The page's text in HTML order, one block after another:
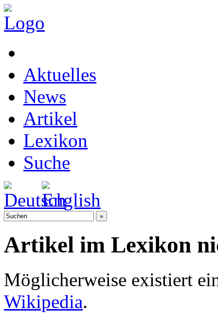
Aktuelles
News
Artikel
Lexikon
Suche
Artikel im Lexikon
Möglicherweise existiert
Wikipedia.